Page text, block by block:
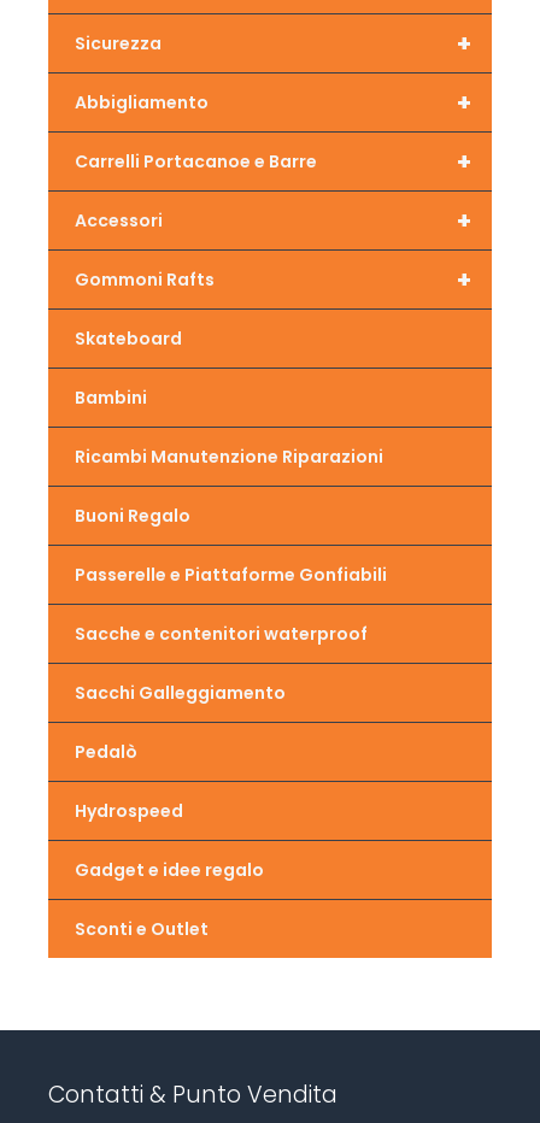
+
Sicurezza
+
Abbigliamento
+
Carrelli Portacanoe e Barre
+
Accessori
+
Gommoni Rafts
Skateboard
Bambini
Ricambi Manutenzione Riparazioni
Buoni Regalo
Passerelle e Piattaforme Gonfiabili
Sacche e contenitori waterproof
Sacchi Galleggiamento
Pedalò
Hydrospeed
Gadget e idee regalo
Sconti e Outlet
Contatti & Punto Vendita